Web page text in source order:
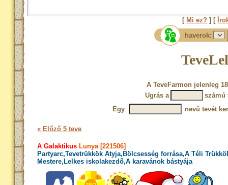
[ Mi ez? ] [
haverok:
A TeveFarmon jelenleg
Ugrás a
számú
Egy
nevű tevét
« Előző 5 teve
A Galaktikus Lunya [221506]
Partyarc,Tevetrükkök Atyja,Bölcsesség forrása,A Téli
Mestere,Lelkes iskolakezdő,A karavánok bástyája